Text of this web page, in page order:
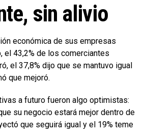
sin alivio
económica de sus empresas
el 43,2% de los comerciantes
el 37,8% dijo que se mantuvo igual
que mejoró.
a futuro fueron algo optimistas:
su negocio estará mejor dentro de
que seguirá igual y el 19% teme